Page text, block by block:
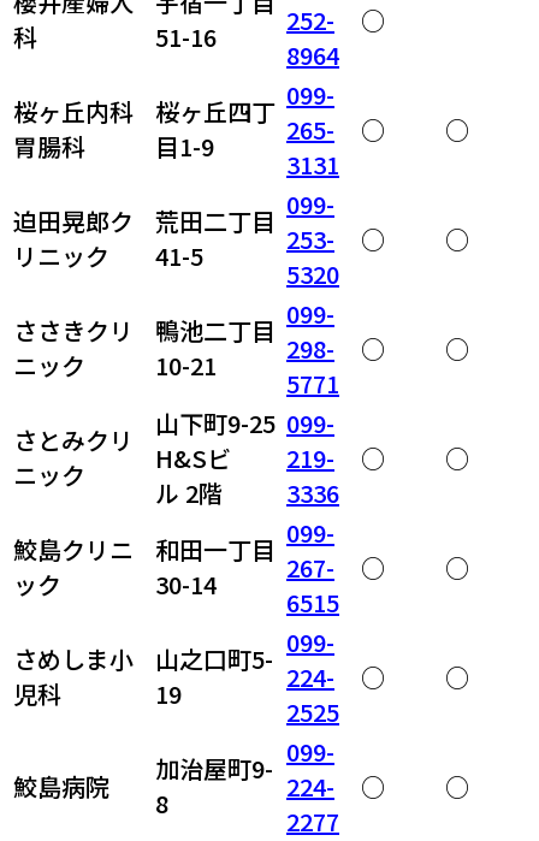
科
51-16
252-
8964
○
桜ヶ丘内科
胃腸科
桜ヶ丘四丁
目1-9
099-
265-
3131
○ ○
迫田晃郎ク
リニック
荒田二丁目
41-5
099-
253-
5320
○ ○
ささきクリ
ニック
鴨池二丁目
10-21
099-
298-
5771
○ ○
さとみクリ
ニック
山下町9-25
H&Sビ
ル 2階
099-
219-
3336
○ ○
鮫島クリニ
ック
和田一丁目
30-14
099-
267-
6515
○ ○
さめしま小
児科
山之口町5-
19
099-
224-
2525
○ ○
鮫島病院
加治屋町9-
8
099-
224-
2277
○ ○